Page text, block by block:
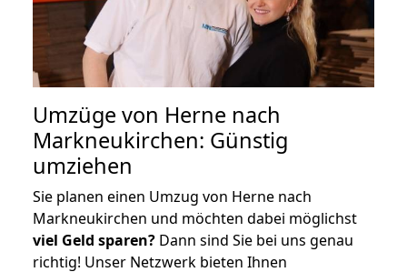
Umzüge von Herne nach
Markneukirchen: Günstig
umziehen
Sie planen einen Umzug von Herne nach
Markneukirchen und möchten dabei möglichst
viel Geld sparen? Dann sind Sie bei uns genau
richtig! Unser Netzwerk bieten Ihnen